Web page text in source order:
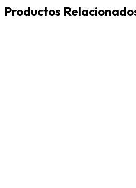
Productos